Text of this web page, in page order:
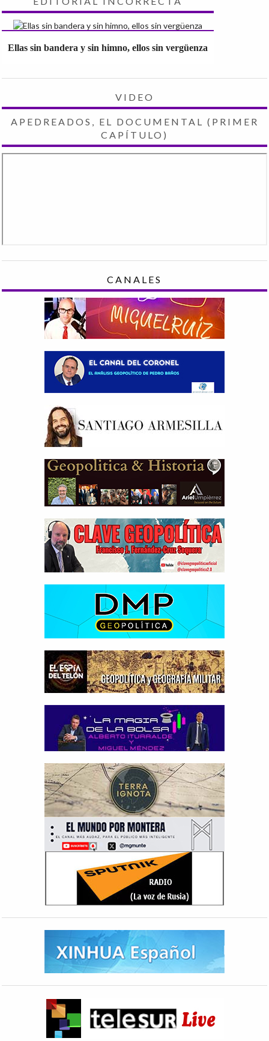
Ellas sin bandera y sin himno, ellos sin vergüenza
VIDEO
APEDREADOS, EL DOCUMENTAL (PRIMER
CAPÍTULO)
CANALES